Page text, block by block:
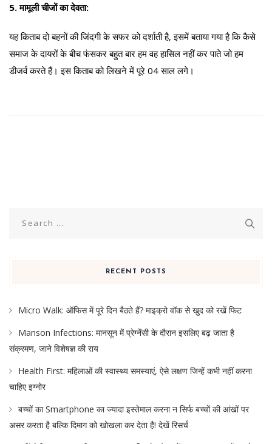
5. मामूली चीजों का देवता:
यह किताब दो बहनों की जिंदगी के सफर को दर्शाती है, इसमें बताया गया है कि कैसे
समाज के दायरों के बीच फंसकर बहुत बार हम वह हासिल नहीं कर पाते जो हम
डीजर्व करते हैं। इस किताब को लिखने में पूरे 04 साल लगे।
RECENT POSTS
Micro Walk: ऑफिस में पूरे दिन बैठते हैं? माइक्रो वॉक से खुद को रखें फिट
Manson Infections: मानसून में प्रेग्नेंसी के दौरान इसलिए बढ़ जाता है
संक्रमण, जाने विशेषज्ञ की राय
Health First: महिलाओं की स्वास्थ्य समस्याएं, ऐसे लक्षण जिन्हें कभी नहीं करना
चाहिए इग्नोर
बच्चों का Smartphone का ज्यादा इस्तेमाल करना न सिर्फ बच्चों की आंखों पर
असर करता है बल्कि दिमाग को खोखला कर देता है! देखें रिसर्च